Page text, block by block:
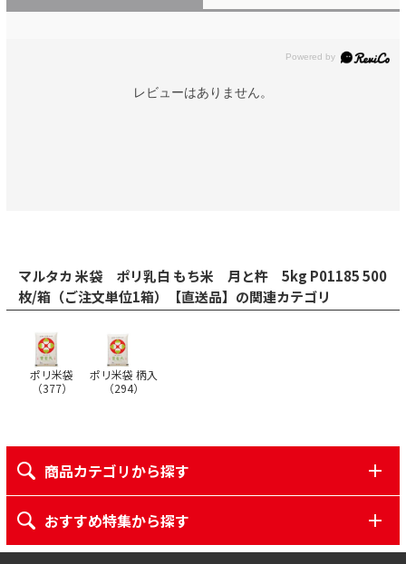
レビューはありません。
マルタカ 米袋 ポリ乳白 もち米 月と杵 5kg P01185 500
枚/箱（ご注文単位1箱）【直送品】の関連カテゴリ
ポリ米袋
（377）
ポリ米袋 柄入
（294）
商品カテゴリから探す
おすすめ特集から探す